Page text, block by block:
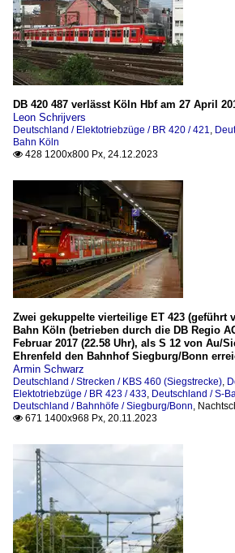
DB 420 487 verlässt Köln Hbf am 27 April
Leon Schrijvers
Deutschland / Elektotriebzüge / BR 420 / 421,
Bahn Köln
 428 1200x800 Px, 24.12.2023
Zwei gekuppelte vierteilige ET 423 (geführt
Bahn Köln (betrieben durch die DB Regio
Februar 2017 (22.58 Uhr), als S 12 von Au/
Ehrenfeld den Bahnhof Siegburg/Bonn
Armin Schwarz
Deutschland / Strecken / KBS 460 (Siegstrecke),
Elektotriebzüge / BR 423 / 433, Deutschland / S-
Deutschland / Bahnhöfe / Siegburg/Bonn,
 671 1400x968 Px, 20.11.2023